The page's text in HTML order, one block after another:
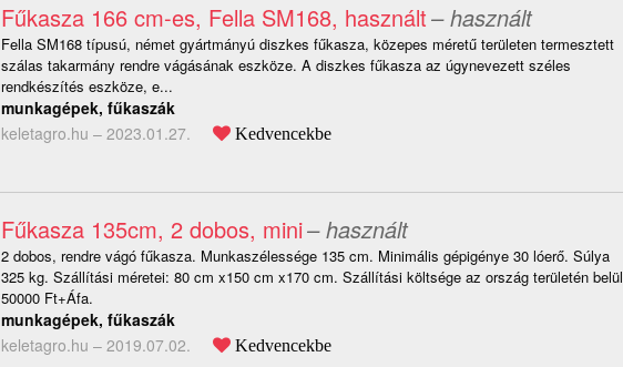
Fűkasza 166 cm-es, Fella SM168, használt– használt
Fella SM168 típusú, német gyártmányú diszkes fűkasza, közepes méretű területen termesztett
szálas takarmány rendre vágásának eszköze. A diszkes fűkasza az úgynevezett széles
rendkészítés eszköze, e...
munkagépek, fűkaszák
keletagro.hu – 2023.01.27. Kedvencekbe
Fűkasza 135cm, 2 dobos, mini– használt
2 dobos, rendre vágó fűkasza. Munkaszélessége 135 cm. Minimális gépigénye 30 lóerő. Súlya
325 kg. Szállítási méretei: 80 cm x150 cm x170 cm. Szállítási költsége az ország területén belül
50000 Ft+Áfa.
munkagépek, fűkaszák
keletagro.hu – 2019.07.02. Kedvencekbe